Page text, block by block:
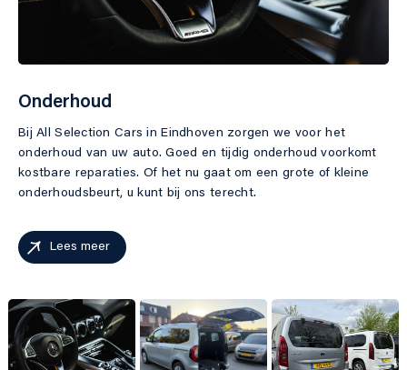
Onderhoud
Bij All Selection Cars in Eindhoven zorgen we voor het
onderhoud van uw auto. Goed en tijdig onderhoud voorkomt
kostbare reparaties. Of het nu gaat om een grote of kleine
onderhoudsbeurt, u kunt bij ons terecht.
Lees meer